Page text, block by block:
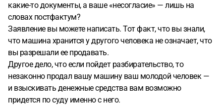
какие-то документы, а ваше «несогласие» — лишь на
словах постфактум?
Заявление вы можете написать. Тот факт, что вы знали,
что машина хранится у другого человека не означает, что
вы разрешали ее продавать.
Другое дело, что если пойдет разбирательство, то
незаконно продал вашу машину ваш молодой человек —
и взыскивать денежные средства вам возможно
придется по суду именно с него.